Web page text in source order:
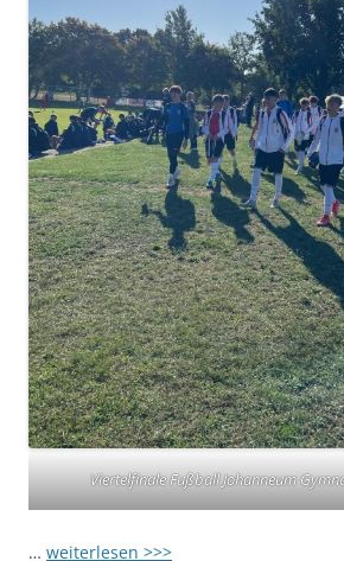
Viertelfinale Fußball Johanneum
… weiterlesen >>>